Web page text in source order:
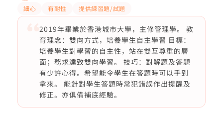
細心 有耐性 提供練習題/試題
2019年畢業於香港城市大學，主修管理學。 教
育理念：雙向方式，培養學生自主學習 目標：
培養學生對學習的自主性，站在雙互尊重的層
面；務求達致雙向學習。 技巧：對解題及答題
有少許心得。希望能令學生在答題時可以手到
拿來。 能針對學生答題時常犯錯誤作出提醒及
修正。亦俱備補底經驗。